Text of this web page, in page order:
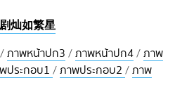
灿如繁星
/ภาพหน้าปก3 /ภาพหน้าปก4/ภาพ
ประกอบ1 /ภาพประกอบ2 /ภาพ